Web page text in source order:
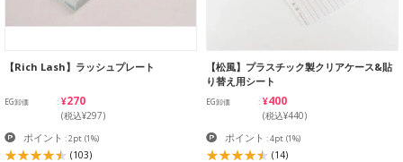
【Rich Lash】ラッシュプレート
EG卸価 ¥270
(税込¥297)
ポイント : 2pt (1%)
(103)
【松風】プラスチック製クリアケース&貼
り替え用シート
EG卸価 ¥400
(税込¥440)
ポイント : 4pt (1%)
(14)